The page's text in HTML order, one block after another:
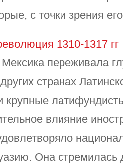
с точки зрения
1310-1317 гг
переживала
странах
крупные
влияние
Она стремилась